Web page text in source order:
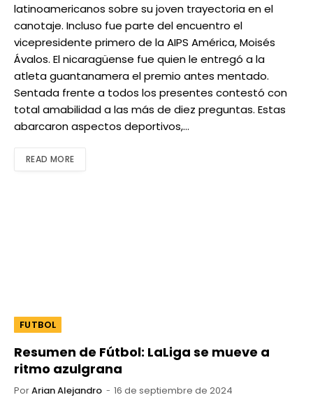
latinoamericanos sobre su joven trayectoria en el
canotaje. Incluso fue parte del encuentro el
vicepresidente primero de la AIPS América, Moisés
Ávalos. El nicaragüense fue quien le entregó a la
atleta guantanamera el premio antes mentado.
Sentada frente a todos los presentes contestó con
total amabilidad a las más de diez preguntas. Estas
abarcaron aspectos deportivos,…
READ MORE
FUTBOL
Resumen de Fútbol: LaLiga se mueve a
ritmo azulgrana
PorArian Alejandro 16 de septiembre de 2024